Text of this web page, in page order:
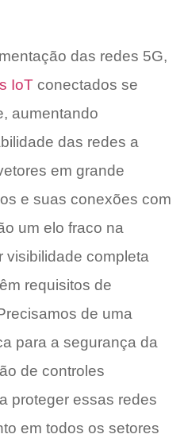
das redes 5G,
IoT conectados se
aumentando
das redes a
em grande
e suas conexões com
um elo fraco na
visibilidade completa
requisitos de
de uma
para a segurança da
de controles
proteger essas redes
em todos os setores